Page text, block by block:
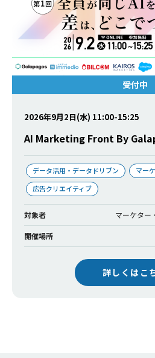
受付中
2026年9月2日(水) 11:00-15:25
AI Marketing Front By
データ活用・データドリブン
マー
広告クリエイティブ
対象者 マーケター
開催場所
詳しくはこ